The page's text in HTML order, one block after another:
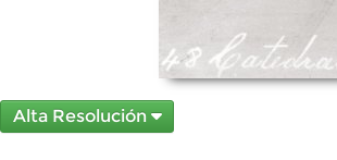
Alta Resolución